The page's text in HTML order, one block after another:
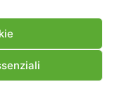
lo scopo di
in grado di
all’interno
di efficienza